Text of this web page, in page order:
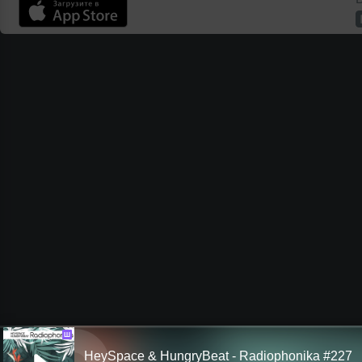
Ш
HeySpace & HungryBeat - Radiophonika #227